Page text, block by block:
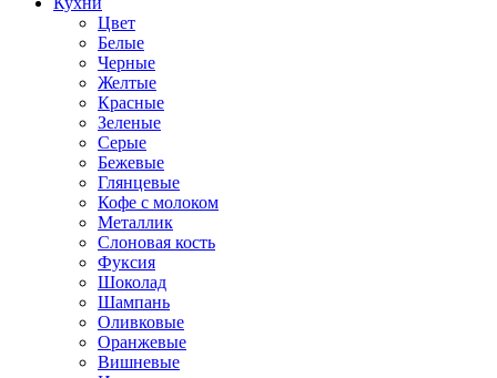
Цвет
Белые
Черные
Желтые
Красные
Зеленые
Серые
Бежевые
Глянцевые
Кофе с молоком
Металлик
Слоновая кость
Фуксия
Шоколад
Шампань
Оливковые
Оранжевые
Вишневые